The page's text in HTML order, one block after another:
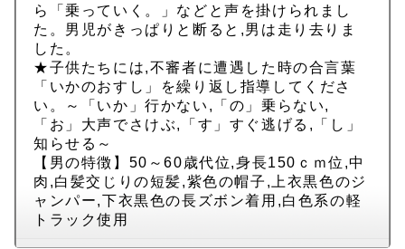
ら「乗っていく。」などと声を掛けられまし
た。男児がきっぱりと断ると,男は走り去りま
した。
★子供たちには,不審者に遭遇した時の合言葉
「いかのおすし」を繰り返し指導してくださ
い。～「いか」行かない,「の」乗らない,
「お」大声でさけぶ,「す」すぐ逃げる,「し」
知らせる～
【男の特徴】50～60歳代位,身長150ｃｍ位,中
肉,白髪交じりの短髪,紫色の帽子,上衣黒色のジ
ャンパー,下衣黒色の長ズボン着用,白色系の軽
トラック使用